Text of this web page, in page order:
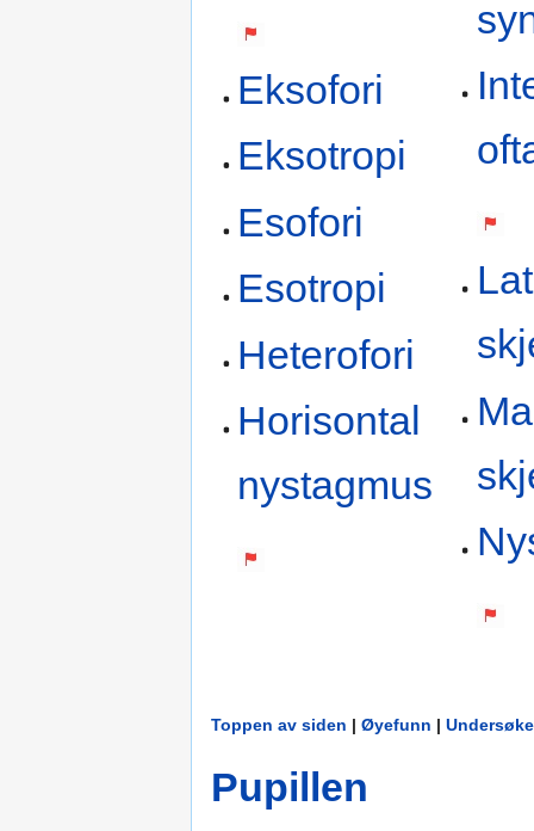
Eksofori
Eksotropi
Esofori
Esotropi
Heterofori
Horisontal
nystagmus
Toppen av siden | Øyefunn |
Pupillen